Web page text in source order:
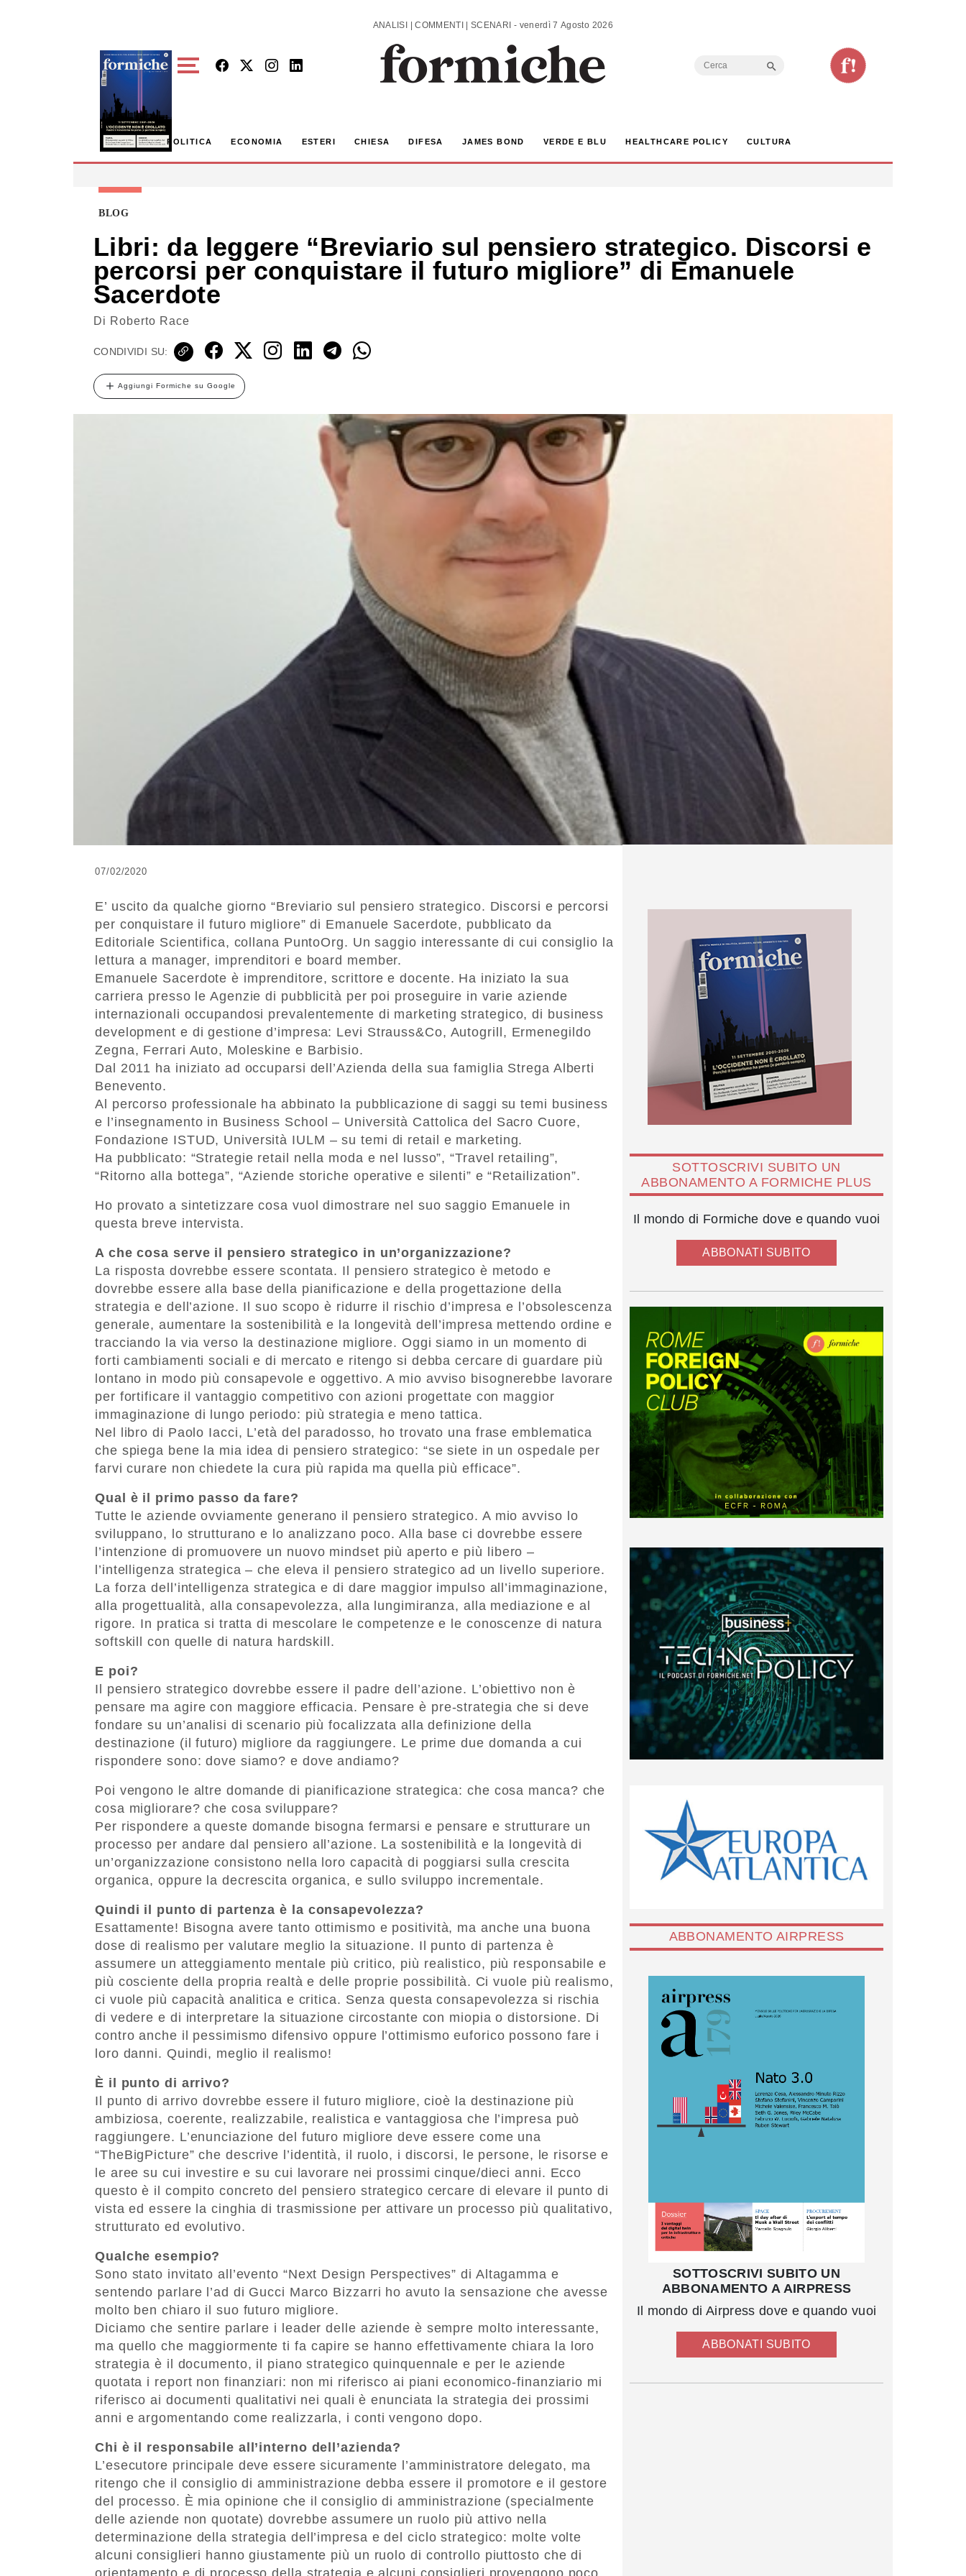
ANALISI | COMMENTI | SCENARI - venerdì 7 Agosto 2026
Search
POLITICA ECONOMIA ESTERI CHIESA DIFESA JAMES BOND VERDE E BLU HEALTHCARE POLICY CULTURA
BLOG
Libri: da leggere “Breviario sul pensiero strategico. Discorsi e
percorsi per conquistare il futuro migliore” di Emanuele
Sacerdote
Di Roberto Race
CONDIVIDI SU:
Aggiungi Formiche su Google
07/02/2020
E’ uscito da qualche giorno “Breviario sul pensiero strategico. Discorsi e percorsi
per conquistare il futuro migliore” di Emanuele Sacerdote, pubblicato da
Editoriale Scientifica, collana PuntoOrg. Un saggio interessante di cui consiglio la
lettura a manager, imprenditori e board member.
Emanuele Sacerdote è imprenditore, scrittore e docente. Ha iniziato la sua
carriera presso le Agenzie di pubblicità per poi proseguire in varie aziende
internazionali occupandosi prevalentemente di marketing strategico, di business
development e di gestione d’impresa: Levi Strauss&Co, Autogrill, Ermenegildo
Zegna, Ferrari Auto, Moleskine e Barbisio.
Dal 2011 ha iniziato ad occuparsi dell’Azienda della sua famiglia Strega Alberti
Benevento.
Al percorso professionale ha abbinato la pubblicazione di saggi su temi business
e l’insegnamento in Business School – Università Cattolica del Sacro Cuore,
Fondazione ISTUD, Università IULM – su temi di retail e marketing.
Ha pubblicato: “Strategie retail nella moda e nel lusso”, “Travel retailing”,
“Ritorno alla bottega”, “Aziende storiche operative e silenti” e “Retailization”.
Ho provato a sintetizzare cosa vuol dimostrare nel suo saggio Emanuele in
questa breve intervista.
A che cosa serve il pensiero strategico in un’organizzazione?
La risposta dovrebbe essere scontata. Il pensiero strategico è metodo e
dovrebbe essere alla base della pianificazione e della progettazione della
strategia e dell’azione. Il suo scopo è ridurre il rischio d’impresa e l’obsolescenza
generale, aumentare la sostenibilità e la longevità dell’impresa mettendo ordine e
tracciando la via verso la destinazione migliore. Oggi siamo in un momento di
forti cambiamenti sociali e di mercato e ritengo si debba cercare di guardare più
lontano in modo più consapevole e oggettivo. A mio avviso bisognerebbe lavorare
per fortificare il vantaggio competitivo con azioni progettate con maggior
immaginazione di lungo periodo: più strategia e meno tattica.
Nel libro di Paolo Iacci, L’età del paradosso, ho trovato una frase emblematica
che spiega bene la mia idea di pensiero strategico: “se siete in un ospedale per
farvi curare non chiedete la cura più rapida ma quella più efficace”.
Qual è il primo passo da fare?
Tutte le aziende ovviamente generano il pensiero strategico. A mio avviso lo
sviluppano, lo strutturano e lo analizzano poco. Alla base ci dovrebbe essere
l’intenzione di promuovere un nuovo mindset più aperto e più libero –
l’intelligenza strategica – che eleva il pensiero strategico ad un livello superiore.
La forza dell’intelligenza strategica e di dare maggior impulso all’immaginazione,
alla progettualità, alla consapevolezza, alla lungimiranza, alla mediazione e al
rigore. In pratica si tratta di mescolare le competenze e le conoscenze di natura
softskill con quelle di natura hardskill.
E poi?
Il pensiero strategico dovrebbe essere il padre dell’azione. L’obiettivo non è
pensare ma agire con maggiore efficacia. Pensare è pre-strategia che si deve
fondare su un’analisi di scenario più focalizzata alla definizione della
destinazione (il futuro) migliore da raggiungere. Le prime due domanda a cui
rispondere sono: dove siamo? e dove andiamo?
Poi vengono le altre domande di pianificazione strategica: che cosa manca? che
cosa migliorare? che cosa sviluppare?
Per rispondere a queste domande bisogna fermarsi e pensare e strutturare un
processo per andare dal pensiero all’azione. La sostenibilità e la longevità di
un’organizzazione consistono nella loro capacità di poggiarsi sulla crescita
organica, oppure la decrescita organica, e sullo sviluppo incrementale.
Quindi il punto di partenza è la consapevolezza?
Esattamente! Bisogna avere tanto ottimismo e positività, ma anche una buona
dose di realismo per valutare meglio la situazione. Il punto di partenza è
assumere un atteggiamento mentale più critico, più realistico, più responsabile e
più cosciente della propria realtà e delle proprie possibilità. Ci vuole più realismo,
ci vuole più capacità analitica e critica. Senza questa consapevolezza si rischia
di vedere e di interpretare la situazione circostante con miopia o distorsione. Di
contro anche il pessimismo difensivo oppure l’ottimismo euforico possono fare i
loro danni. Quindi, meglio il realismo!
È il punto di arrivo?
Il punto di arrivo dovrebbe essere il futuro migliore, cioè la destinazione più
ambiziosa, coerente, realizzabile, realistica e vantaggiosa che l’impresa può
raggiungere. L’enunciazione del futuro migliore deve essere come una
“TheBigPicture” che descrive l’identità, il ruolo, i discorsi, le persone, le risorse e
le aree su cui investire e su cui lavorare nei prossimi cinque/dieci anni. Ecco
questo è il compito concreto del pensiero strategico cercare di elevare il punto di
vista ed essere la cinghia di trasmissione per attivare un processo più qualitativo,
strutturato ed evolutivo.
Qualche esempio?
Sono stato invitato all’evento “Next Design Perspectives” di Altagamma e
sentendo parlare l’ad di Gucci Marco Bizzarri ho avuto la sensazione che avesse
molto ben chiaro il suo futuro migliore.
Diciamo che sentire parlare i leader delle aziende è sempre molto interessante,
ma quello che maggiormente ti fa capire se hanno effettivamente chiara la loro
strategia è il documento, il piano strategico quinquennale e per le aziende
quotata i report non finanziari: non mi riferisco ai piani economico-finanziario mi
riferisco ai documenti qualitativi nei quali è enunciata la strategia dei prossimi
anni e argomentando come realizzarla, i conti vengono dopo.
Chi è il responsabile all’interno dell’azienda?
L’esecutore principale deve essere sicuramente l’amministratore delegato, ma
ritengo che il consiglio di amministrazione debba essere il promotore e il gestore
del processo. È mia opinione che il consiglio di amministrazione (specialmente
delle aziende non quotate) dovrebbe assumere un ruolo più attivo nella
determinazione della strategia dell’impresa e del ciclo strategico: molte volte
alcuni consiglieri hanno giustamente più un ruolo di controllo piuttosto che di
orientamento e di processo della strategia e alcuni consiglieri provengono poco
SOTTOSCRIVI SUBITO UN
ABBONAMENTO A FORMICHE PLUS
Il mondo di Formiche dove e quando vuoi
ABBONATI SUBITO
ABBONAMENTO AIRPRESS
SOTTOSCRIVI SUBITO UN
ABBONAMENTO A AIRPRESS
Il mondo di Airpress dove e quando vuoi
ABBONATI SUBITO